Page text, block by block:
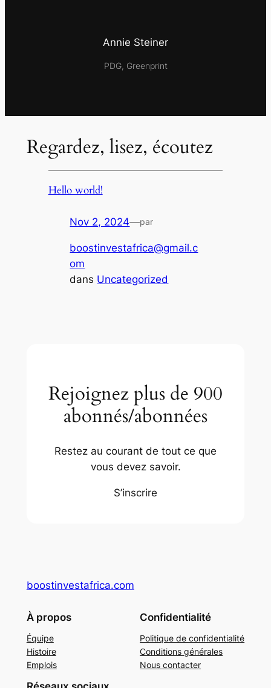
Annie Steiner
PDG, Greenprint
Regardez, lisez, écoutez
Hello world!
Nov 2, 2024—par
boostinvestafrica@gmail.c
om
dans Uncategorized
Rejoignez plus de 900
abonnés/abonnées
Restez au courant de tout ce que
vous devez savoir.
S’inscrire
boostinvestafrica.com
À propos
Équipe
Histoire
Emplois
Confidentialité
Politique de confidentialité
Conditions générales
Nous contacter